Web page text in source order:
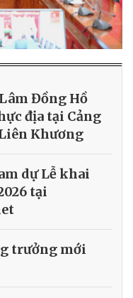
Đồng Hồ
địa tại Cảng
Khương
dự Lễ khai
tại
trưởng mới